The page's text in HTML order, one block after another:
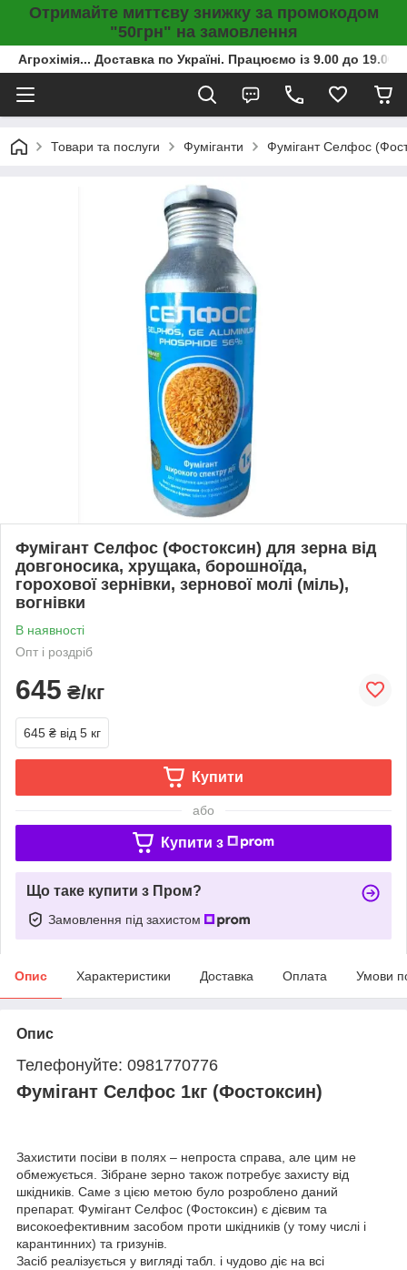
Отримайте миттєву знижку за промокодом
"50грн" на замовлення
Агрохімія... Доставка по Україні. Працюємо із 9.00 до
Товари та послуги Фуміганти Фумігант Селфос
Фумігант Селфос (Фостоксин) для зерна від
довгоносика, хрущака, борошноїда,
горохової зернівки, зернової молі (міль),
вогнівки
В наявності
Опт і роздріб
645 ₴/кг
645 ₴ від 5 кг
Купити
або
Купити з
Що таке купити з Пром?
Замовлення під захистом
Опис Характеристики Доставка Оплата Умови
Опис
Телефонуйте: 0981770776
Фумігант Селфос 1кг (Фостоксин)
Захистити посіви в полях – непроста справа, але цим не
обмежується. Зібране зерно також потребує захисту від
шкідників. Саме з цією метою було розроблено даний
препарат. Фумігант Селфос (Фостоксин) є дієвим та
високоефективним засобом проти шкідників (у тому числі і
карантинних) та гризунів.
Засіб реалізується у вигляді табл. і чудово діє на всі